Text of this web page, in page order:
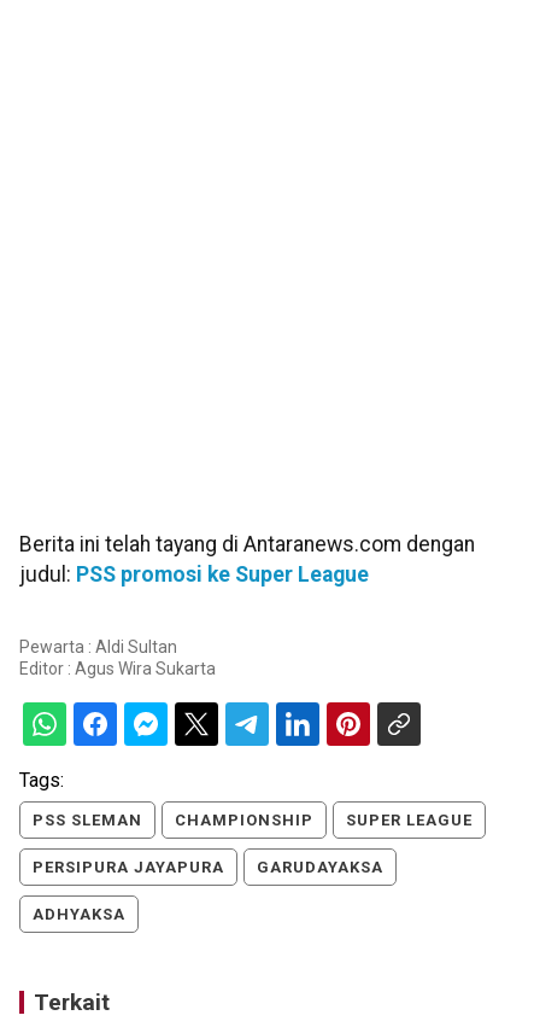
Berita ini telah tayang di Antaranews.com dengan
judul: PSS promosi ke Super League
Pewarta : Aldi Sultan
Editor : Agus Wira Sukarta
Tags:
PSS SLEMAN CHAMPIONSHIP SUPER LEAGUE
PERSIPURA JAYAPURA GARUDAYAKSA
ADHYAKSA
Terkait